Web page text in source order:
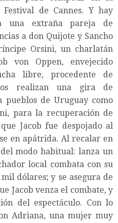
de Cannes. Y hay
una extraña pareja de
a don Quijote y Sancho
Orsini, un charlatán
von Oppen, envejecido
libre, procedente de
realizan una gira de
pueblos de Uruguay como
para la recuperación de
Jacob fue despojado al
en apátrida. Al recalar en
modo habitual: lanza un
local combata con su
dólares; y se asegura de
Jacob venza el combate, y
del espectáculo. Con lo
Adriana, una mujer muy